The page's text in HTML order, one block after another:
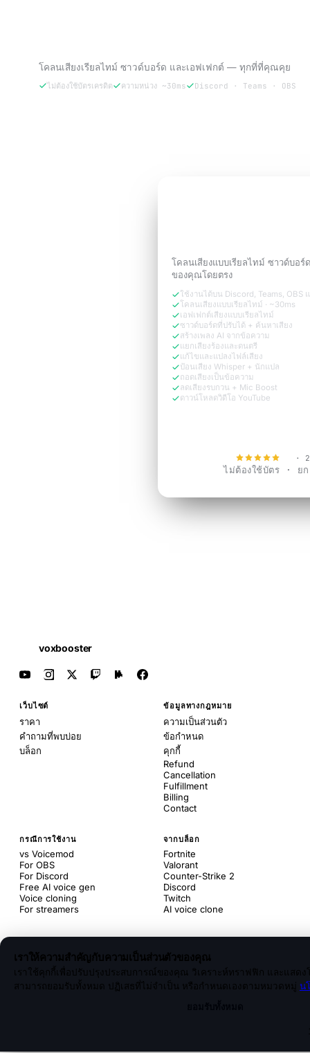
โคลนเสียงเรียลไทม์ ซาวด์บอร์ด และเอฟเฟกต์ — ทุกที่ที่คุณคุย
ไม่ต้องใช้บัตรเครดิต ความหน่วง ~30ms Discord · Teams · OBS
โคลนเสียงแบบเรียลไทม์ ซาวด์บอ
ของคุณโดยตรง
ใช้งานได้บน Discord, Teams, OBS
โคลนเสียงแบบเรียลไทม์ · ~30ms
เอฟเฟกต์เสียงแบบเรียลไทม์
ซาวด์บอร์ดที่ปรับได้ + ค้นหาเสียง
สร้างเพลง AI จากข้อความ
แยกเสียงร้องและดนตรี
แก้ไขและแปลงไฟล์เสียง
ป้อนเสียง Whisper + นักแปล
ถอดเสียงเป็นข้อความ
ลดเสียงรบกวน + Mic Boost
ดาวน์โหลดวิดีโอ YouTube
·
ไม่ต้องใช้บัตร · ยก
voxbooster
เว็บไซต์
ราคา
คำถามที่พบบ่อย
บล็อก
ข้อมูลทางกฎหมาย
ความเป็นส่วนตัว
ข้อกำหนด
คุกกี้
Refund
Cancellation
Fulfillment
Billing
Contact
กรณีการใช้งาน
vs Voicemod
For OBS
For Discord
Free AI voice gen
Voice cloning
For streamers
จากบล็อก
Fortnite
Valorant
Counter-Strike 2
Discord
Twitch
AI voice clone
เราให้ความสำคัญกับความเป็นส่วนตัวของคุณ
เราใช้คุกกี้เพื่อปรับปรุงประสบการณ์ของคุณ วิเคราะห์ทราฟฟิก และแสด
สามารถยอมรับทั้งหมด ปฏิเสธที่ไม่จำเป็น หรือกำหนดเองตามหมวดหมู่ น